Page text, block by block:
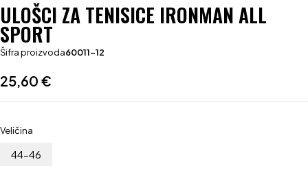
ULOŠCI ZA TENISICE IRONMAN ALL
SPORT
Šifra proizvoda60011-12
25,60 €
Veličina
44-46